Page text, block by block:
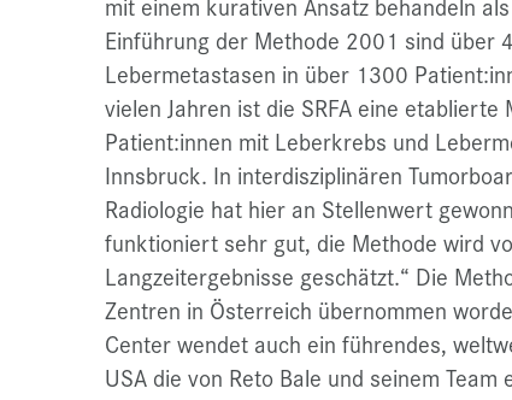
Einführung der Methode 2001 sind über
Lebermetastasen in über 1300
vielen Jahren ist die SRFA eine
Patient:innen mit Leberkrebs und
Innsbruck. In interdisziplinären
Radiologie hat hier an Stellenwert
funktioniert sehr gut, die Methode wird
Langzeitergebnisse geschätzt.“ Die
Zentren in Österreich übernommen
Center wendet auch ein führendes,
USA die von Reto Bale und seinem